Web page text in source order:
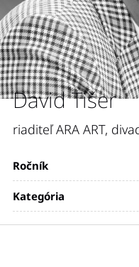
David Tišer
riaditeľ ARA ART,
Ročník
Kategória